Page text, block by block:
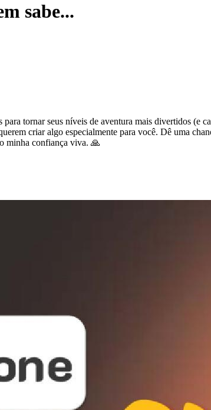
sabe...
tornar seus níveis de aventura mais divertidos
criar algo especialmente para você. Dê uma
minha confiança viva. 🙏